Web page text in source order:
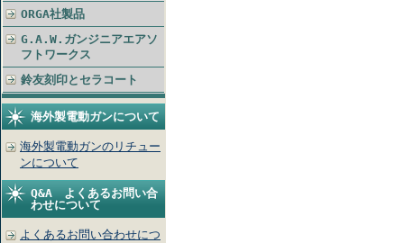
ORGA社製品
G.A.W.ガンジニアエアソ
フトワークス
鈴友刻印とセラコート
海外製電動ガンについて
海外製電動ガンのリチュー
ンについて
Q&A よくあるお問い合
わせについて
よくあるお問い合わせにつ